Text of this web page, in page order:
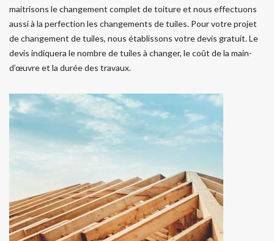
maitrisons le changement complet de toiture et nous effectuons
aussi à la perfection les changements de tuiles. Pour votre projet
de changement de tuiles, nous établissons votre devis gratuit. Le
devis indiquera le nombre de tuiles à changer, le coût de la main-
d’œuvre et la durée des travaux.